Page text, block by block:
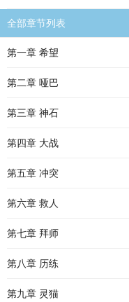
全部章节列表
第一章 希望
第二章 哑巴
第三章 神石
第四章 大战
第五章 冲突
第六章 救人
第七章 拜师
第八章 历练
第九章 灵猫